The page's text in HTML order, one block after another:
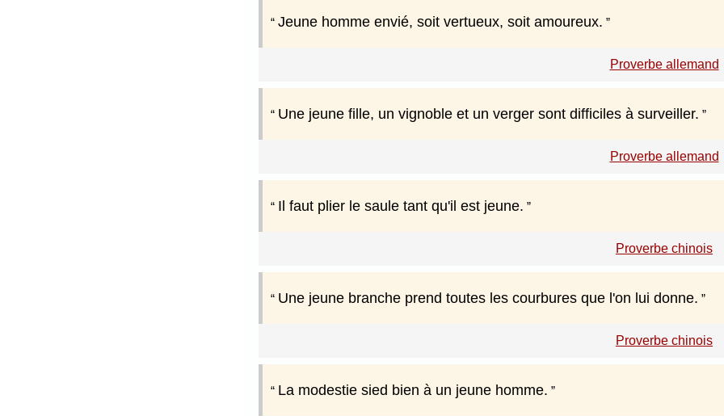
Jeune homme envié, soit vertueux, soit amoureux.
Proverbe allemand
Une jeune fille, un vignoble et un verger sont difficiles à surveiller.
Proverbe allemand
Il faut plier le saule tant qu'il est jeune.
Proverbe chinois
Une jeune branche prend toutes les courbures que l'on lui donne.
Proverbe chinois
La modestie sied bien à un jeune homme.